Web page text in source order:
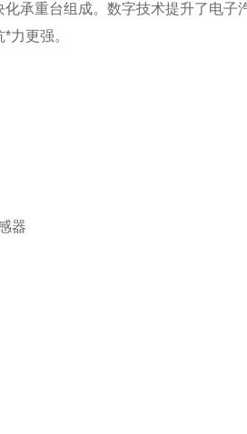
承重台组成。数字技术提升了电子
力更强。
器